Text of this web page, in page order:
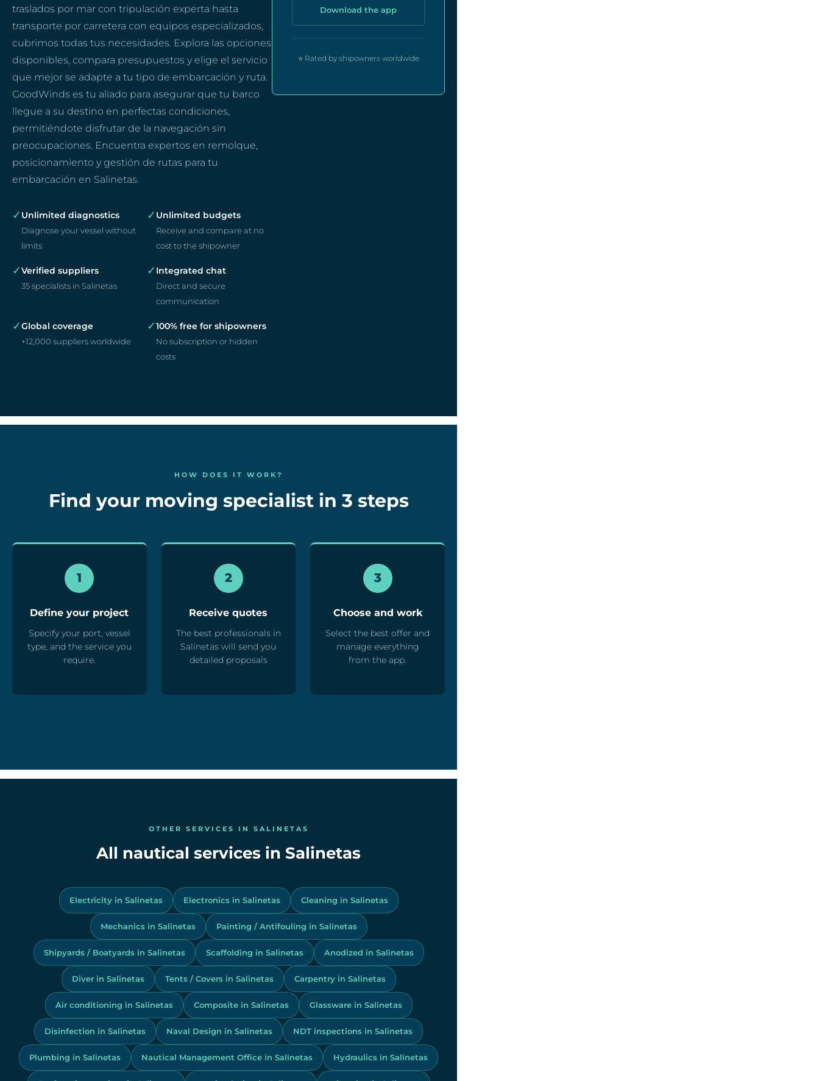
traslados por mar con tripulación experta hasta
transporte por carretera con equipos especializados,
cubrimos todas tus necesidades. Explora las opciones
disponibles, compara presupuestos y elige el servicio
que mejor se adapte a tu tipo de embarcación y ruta.
GoodWinds es tu aliado para asegurar que tu barco
llegue a su destino en perfectas condiciones,
permitiéndote disfrutar de la navegación sin
preocupaciones. Encuentra expertos en remolque,
posicionamiento y gestión de rutas para tu
embarcación en Salinetas.
✓ Unlimited diagnostics
Diagnose your vessel without
limits
✓ Unlimited budgets
Receive and compare at no
cost to the shipowner
✓Verified suppliers
35 specialists in Salinetas
✓ Integrated chat
Direct and secure
communication
✓Global coverage
+12,000 suppliers worldwide
✓100% free for shipowners
No subscription or hidden
costs
Download the app
⭐ Rated by shipowners worldwide
HOW DOES IT WORK?
Find your moving specialist in 3 steps
1
Define your project
Specify your port, vessel
type, and the service you
require.
2
Receive quotes
The best professionals in
Salinetas will send you
detailed proposals
3
Choose and work
Select the best offer and
manage everything
from the app.
OTHER SERVICES IN SALINETAS
All nautical services in Salinetas
Electricity in Salinetas Electronics in Salinetas Cleaning in Salinetas
Mechanics in Salinetas Painting / Antifouling in Salinetas
Shipyards / Boatyards in Salinetas Scaffolding in Salinetas Anodized in Salinetas
Diver in Salinetas Tents / Covers in Salinetas Carpentry in Salinetas
Air conditioning in Salinetas Composite in Salinetas Glassware in Salinetas
Disinfection in Salinetas Naval Design in Salinetas NDT inspections in Salinetas
Plumbing in Salinetas Nautical Management Office in Salinetas Hydraulics in Salinetas